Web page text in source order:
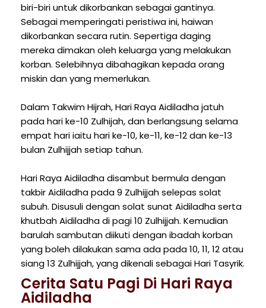
biri-biri untuk dikorbankan sebagai gantinya.
Sebagai memperingati peristiwa ini, haiwan
dikorbankan secara rutin. Sepertiga daging
mereka dimakan oleh keluarga yang melakukan
korban. Selebihnya dibahagikan kepada orang
miskin dan yang memerlukan.
Dalam Takwim Hijrah, Hari Raya Aidiladha jatuh
pada hari ke-10 Zulhijah, dan berlangsung selama
empat hari iaitu hari ke-10, ke-11, ke-12 dan ke-13
bulan Zulhijjah setiap tahun.
Hari Raya Aidiladha disambut bermula dengan
takbir Aidiladha pada 9 Zulhijjah selepas solat
subuh. Disusuli dengan solat sunat Aidiladha serta
khutbah Aidiladha di pagi 10 Zulhijjah. Kemudian
barulah sambutan diikuti dengan ibadah korban
yang boleh dilakukan sama ada pada 10, 11, 12 atau
siang 13 Zulhijjah, yang dikenali sebagai Hari Tasyrik.
Cerita Satu Pagi Di Hari Raya
Aidiladha